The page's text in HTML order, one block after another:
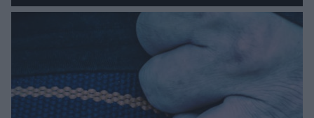
pytali, czy to Mad Max!